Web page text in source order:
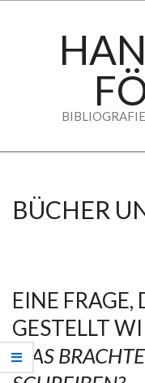
MenuBÜCHER
EINE
GESTELLT
WAS